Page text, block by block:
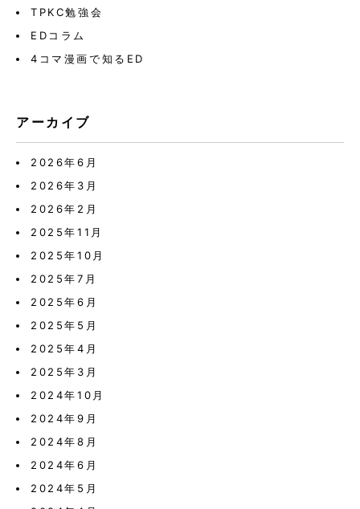
TPKC勉強会
EDコラム
4コマ漫画で知るED
アーカイブ
2026年6月
2026年3月
2026年2月
2025年11月
2025年10月
2025年7月
2025年6月
2025年5月
2025年4月
2025年3月
2024年10月
2024年9月
2024年8月
2024年6月
2024年5月